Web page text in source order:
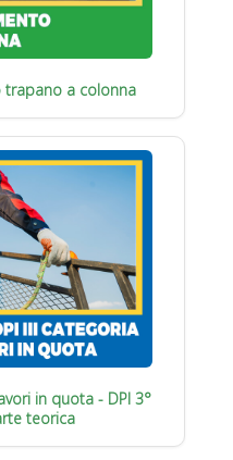
a colonna
in quota - DPI 3°
teorica